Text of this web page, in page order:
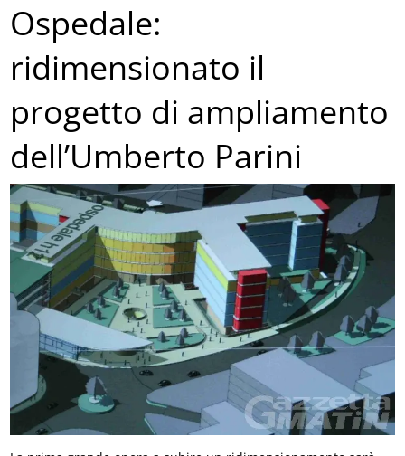
Ospedale:
ridimensionato il
progetto di ampliamento
dell’Umberto Parini